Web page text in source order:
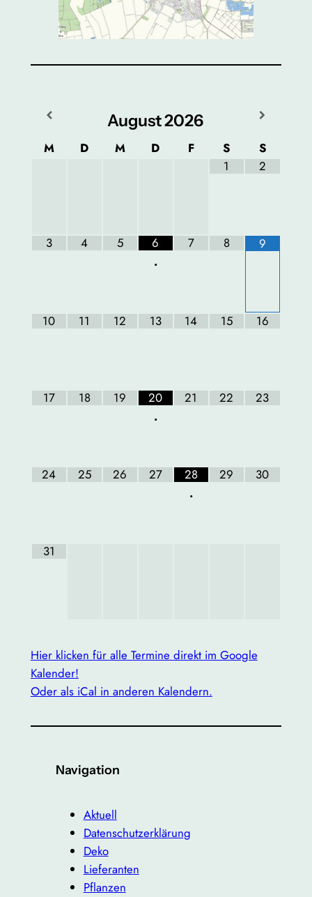
August2026
M D M D F S
S
1
2
3 4 5
6
•
7 8 9
10 11 12 13 14 15 16
17 18 19
20
•
21 22 23
24 25 26 27
28
•
29 30
31
Hier klicken für alle Termine direkt im Google
Kalender!
Oder als iCal in anderen Kalendern.
Navigation
Aktuell
Datenschutzerklärung
Deko
Lieferanten
Pflanzen